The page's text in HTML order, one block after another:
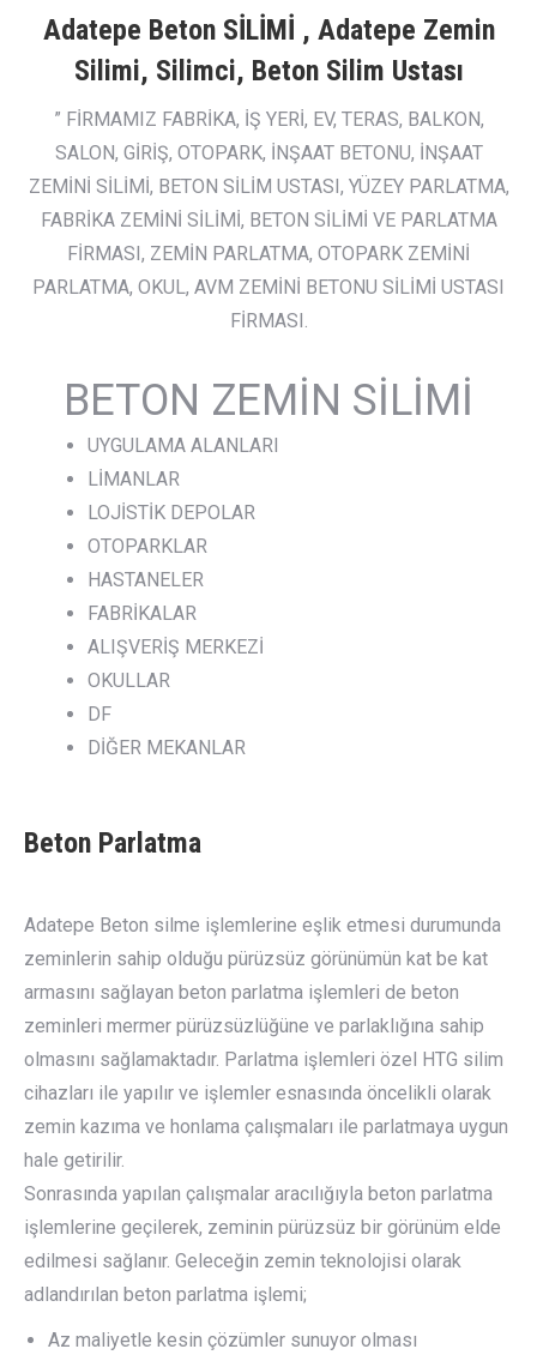
Adatepe Beton SİLİMİ , Adatepe Zemin
Silimi, Silimci, Beton Silim Ustası
” FİRMAMIZ FABRİKA, İŞ YERİ, EV, TERAS, BALKON,
SALON, GİRİŞ, OTOPARK, İNŞAAT BETONU, İNŞAAT
ZEMİNİ SİLİMİ, BETON SİLİM USTASI, YÜZEY PARLATMA,
FABRİKA ZEMİNİ SİLİMİ, BETON SİLİMİ VE PARLATMA
FİRMASI, ZEMİN PARLATMA, OTOPARK ZEMİNİ
PARLATMA, OKUL, AVM ZEMİNİ BETONU SİLİMİ USTASI
FİRMASI.
BETON ZEMİN SİLİMİ
UYGULAMA ALANLARI
LİMANLAR
LOJİSTİK DEPOLAR
OTOPARKLAR
HASTANELER
FABRİKALAR
ALIŞVERİŞ MERKEZİ
OKULLAR
DF
DİĞER MEKANLAR
Beton Parlatma
Adatepe Beton silme işlemlerine eşlik etmesi durumunda
zeminlerin sahip olduğu pürüzsüz görünümün kat be kat
armasını sağlayan beton parlatma işlemleri de beton
zeminleri mermer pürüzsüzlüğüne ve parlaklığına sahip
olmasını sağlamaktadır. Parlatma işlemleri özel HTG silim
cihazları ile yapılır ve işlemler esnasında öncelikli olarak
zemin kazıma ve honlama çalışmaları ile parlatmaya uygun
hale getirilir.
Sonrasında yapılan çalışmalar aracılığıyla beton parlatma
işlemlerine geçilerek, zeminin pürüzsüz bir görünüm elde
edilmesi sağlanır. Geleceğin zemin teknolojisi olarak
adlandırılan beton parlatma işlemi;
Az maliyetle kesin çözümler sunuyor olması